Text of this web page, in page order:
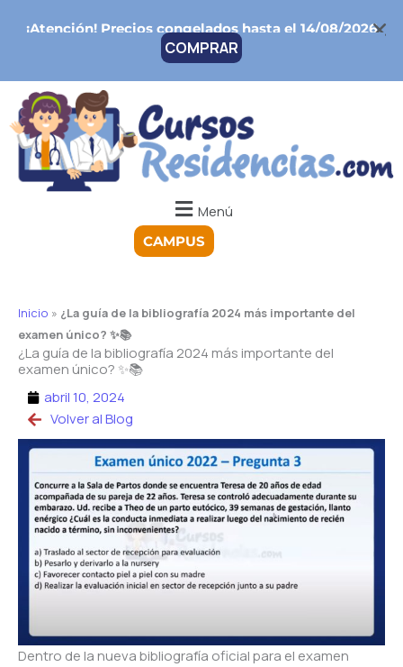
¡Atención!Precios congelados hasta el 14/08/2026
COMPRAR
Menú
CAMPUS
Inicio » ¿La guía de la bibliografía 2024 más importante del
examen único? ✨📚
¿La guía de la bibliografía 2024 más importante del
examen único? ✨📚
abril 10, 2024
Volver al Blog
Dentro de la nueva bibliografía oficial para el examen